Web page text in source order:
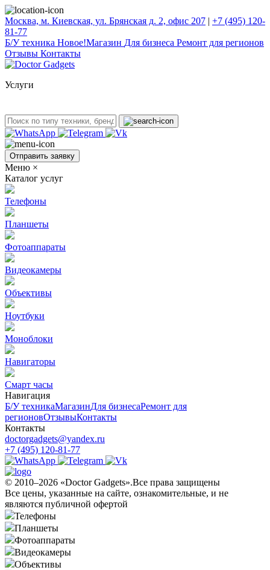
Москва, м. Киевская, ул. Брянская д. 2, офис 207 | +7 (495) 120-
81-77
Б/У техникa Новое!Магазин Для бизнеса Ремонт для регионов
Отзывы Контакты
Услуги
Отправить заявку
Меню ×
Каталог услуг
Телефоны
Планшеты
Фотоаппараты
Видеокамеры
Объективы
Ноутбуки
Моноблоки
Навигаторы
Смарт часы
Навигация
Б/У техникaМагазинДля бизнесаРемонт для
регионовОтзывыКонтакты
Контакты
doctorgadgets@yandex.ru
+7 (495) 120-81-77
© 2010–2026 «Doctor Gadgets».Все права защищены
Все цены, указанные на сайте, ознакомительные, и не
являются публичной офертой
Телефоны
Планшеты
Фотоаппараты
Видеокамеры
Объективы